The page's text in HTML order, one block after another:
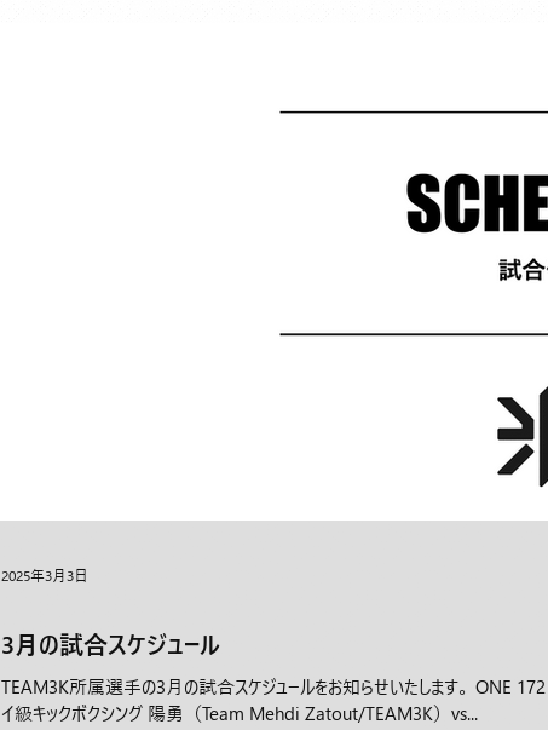
3月の試合スケジュール
TEAM3K所属選手の3月の試合スケジュールをお知らせいたします。 ONE
イ級キックボクシング 陽勇（Team Mehdi Zatout/TEAM3K）vs...
2025年3月3日